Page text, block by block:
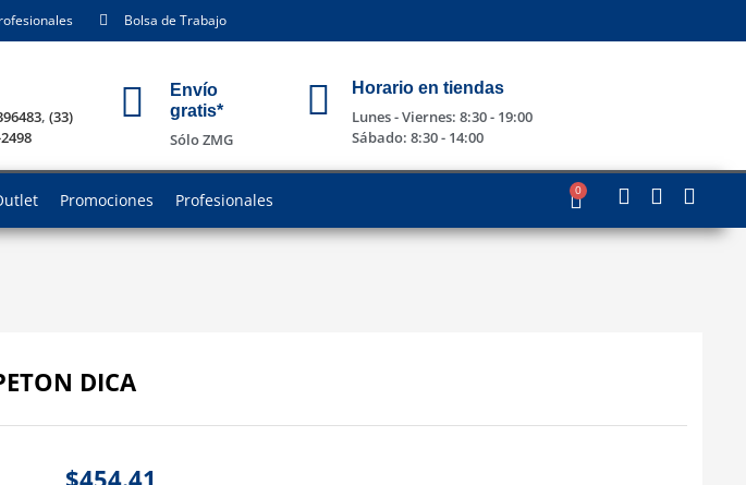
Bolsa de Trabajo
, (33)
Envío
gratis*
Sólo ZMG
Horario en tiendas
Lunes - Viernes: 8:30 - 19:00
Sábado: 8:30 - 14:00
Promociones Profesionales 0
DICA
$454.41